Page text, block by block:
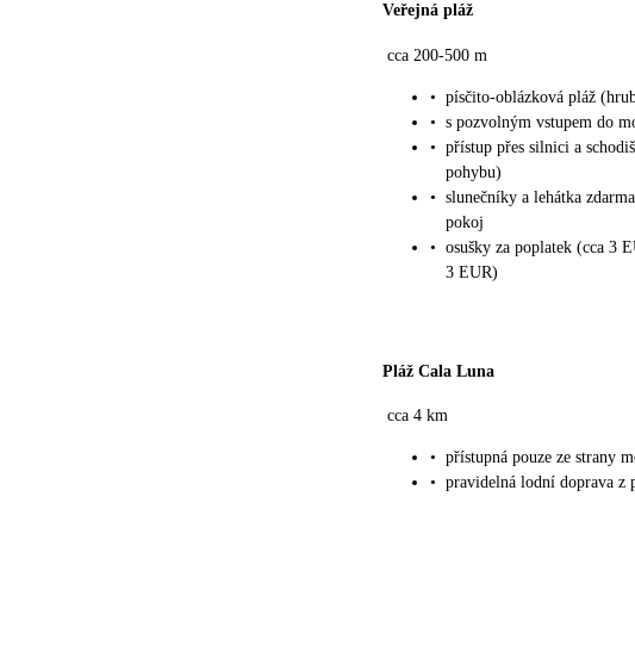
Veřejná pláž
cca 200-500 m
• písčito-oblázková pláž
• s pozvolným vstupem do
• přístup přes silnici a
pohybu)
• slunečníky a lehátka
pokoj
• osušky za poplatek (cca 3
3 EUR)
Pláž Cala Luna
cca 4 km
• přístupná pouze ze strany
• pravidelná lodní doprava z